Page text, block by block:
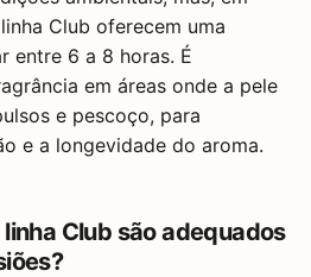
Club oferecem uma
entre 6 a 8 horas. É
em áreas onde a pele
e pescoço, para
e a longevidade do aroma.
Club são adequados